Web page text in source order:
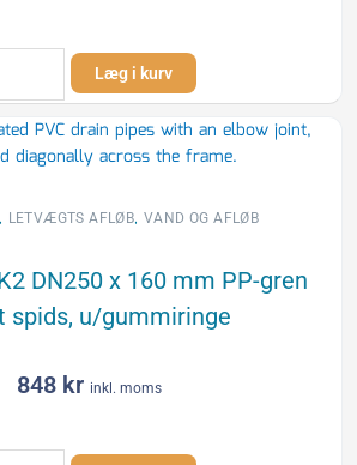
Læg i kurv
, LETVÆGTS AFLØB,VAND OG AFLØB
DN250 x 160 mm PP-gren
spids, u/gummiringe
848 kr inkl. moms